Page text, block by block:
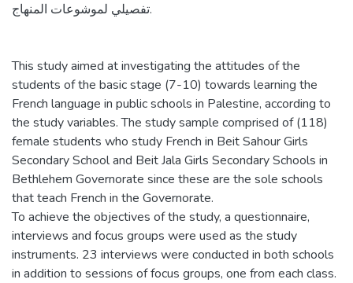
تفصيلي لموشوعات المنهاج.
This study aimed at investigating the attitudes of the
students of the basic stage (7-10) towards learning the
French language in public schools in Palestine, according to
the study variables. The study sample comprised of (118)
female students who study French in Beit Sahour Girls
Secondary School and Beit Jala Girls Secondary Schools in
Bethlehem Governorate since these are the sole schools
that teach French in the Governorate.
To achieve the objectives of the study, a questionnaire,
interviews and focus groups were used as the study
instruments. 23 interviews were conducted in both schools
in addition to sessions of focus groups, one from each class.